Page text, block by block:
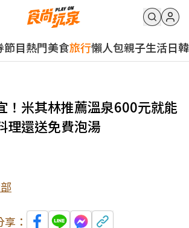
節目熱門美食旅行懶人包親子生活日韓
！米其林推薦溫泉600元就能
理還送免費泡湯
享：